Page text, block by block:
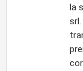
la